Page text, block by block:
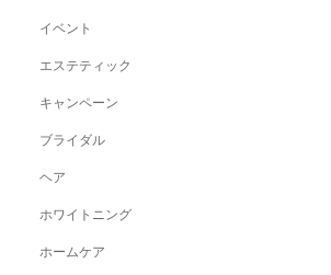
イベント
エステティック
キャンペーン
ブライダル
ヘア
ホワイトニング
ホームケア